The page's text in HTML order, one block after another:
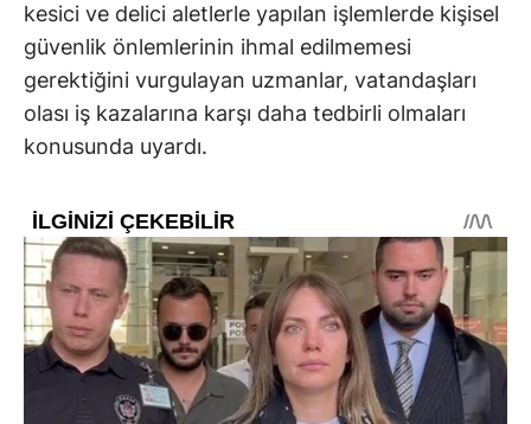
kesici ve delici aletlerle yapılan işlemlerde kişisel
güvenlik önlemlerinin ihmal edilmemesi
gerektiğini vurgulayan uzmanlar, vatandaşları
olası iş kazalarına karşı daha tedbirli olmaları
konusunda uyardı.